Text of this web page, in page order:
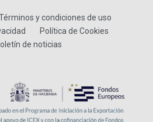
y condiciones de uso
Política de Cookies
de noticias